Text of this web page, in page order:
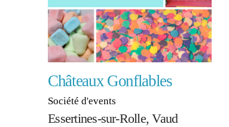
Châteaux Gonflables
Société d'events
Essertines-sur-Rolle, Vaud